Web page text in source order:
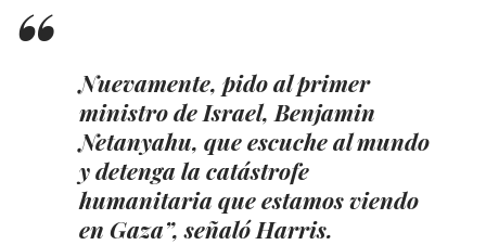
Nuevamente, pido al primer
ministro de Israel, Benjamin
Netanyahu, que escuche al mundo
y detenga la catástrofe
humanitaria que estamos viendo
en Gaza”, señaló Harris.